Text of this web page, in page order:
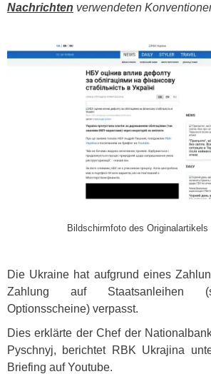
Nachrichten verwendeten
Bildschirmfoto des Originalartikels
Die Ukraine hat aufgrund eines
Zahlung auf Staatsanleihen
Optionsscheine) verpasst.
Dies erklärte der Chef der
Pyschnyj, berichtet RBK Ukrajina
Briefing auf Youtube.